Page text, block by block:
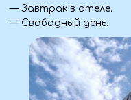
— Верхняя одежда
— Удобная
— Зонт/
Одежда